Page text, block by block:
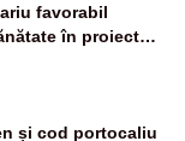
favorabil
în proiectul
și cod portocaliu